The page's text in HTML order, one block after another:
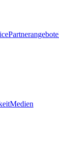
Partnerangebote
Medien